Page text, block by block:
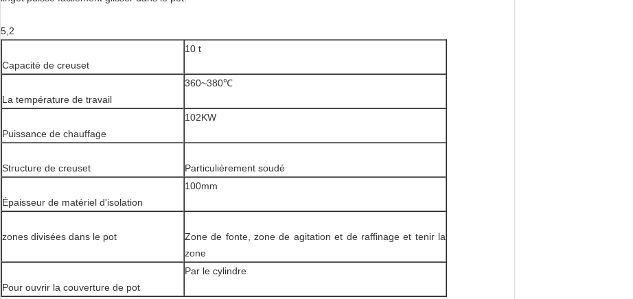
5,2
Capacité de creuset
10 t
La température de travail
360~380℃
Puissance de chauffage
102KW
Structure de creuset Particulièrement soudé
Épaisseur de matériel d'isolation
100mm
zones divisées dans le pot
Zone de fonte, zone de agitation et de raffinage et tenir la
zone
Pour ouvrir la couverture de pot
Par le cylindre